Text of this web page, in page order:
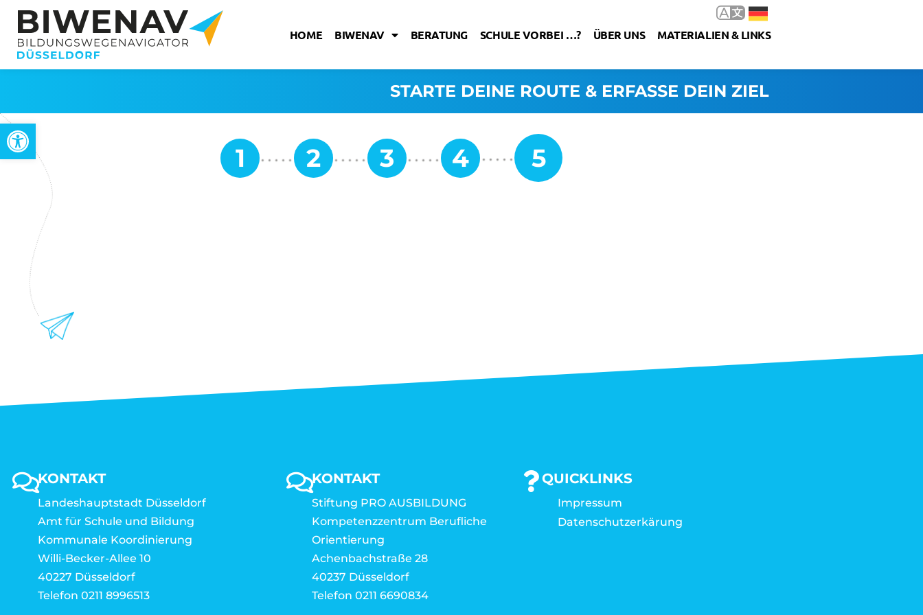
Open toolbar
HOME BIWENAV BERATUNG SCHULE VORBEI …? ÜBER UNS MATERIALIEN & LINKS
STARTE DEINE ROUTE & ERFASSE DEIN ZIEL
KONTAKT
Landeshauptstadt Düsseldorf
Amt für Schule und Bildung
Kommunale Koordinierung
Willi-Becker-Allee 10
40227 Düsseldorf
Telefon 0211 8996513
KONTAKT
Stiftung PRO AUSBILDUNG
Kompetenzzentrum Berufliche
Orientierung
Achenbachstraße 28
40237 Düsseldorf
Telefon 0211 6690834
QUICKLINKS
Impressum
Datenschutzerkärung